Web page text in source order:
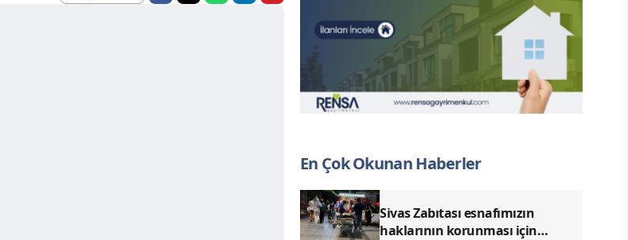
En Çok Okunan Haberler
Sivas Zabıtası esnafımızın
haklarının korunması için